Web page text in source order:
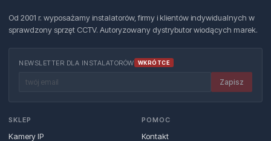
Od 2001 r. wyposażamy instalatorów, firmy i klientów indywidualnych w
sprawdzony sprzęt CCTV. Autoryzowany dystrybutor wiodących marek.
NEWSLETTER DLA INSTALATORÓW WKRÓTCE
Zapisz
SKLEP
Kamery IP
POMOC
Kontakt